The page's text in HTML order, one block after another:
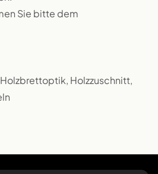
Sie bitte dem
Holzzuschnitt,